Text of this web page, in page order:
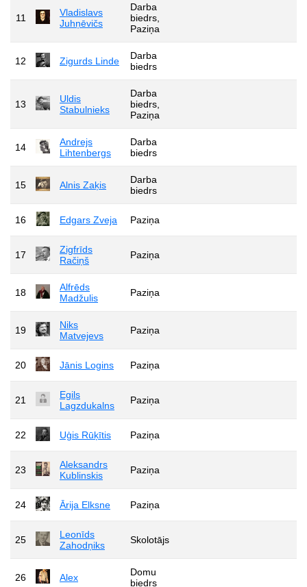
11
Vladislavs
Juhņēvičs
Darba
biedrs,
Paziņa
12 Zigurds Linde
Darba
biedrs
13
Uldis
Stabulnieks
Darba
biedrs,
Paziņa
14
Andrejs
Lihtenbergs
Darba
biedrs
15 Alnis Zaķis
Darba
biedrs
16 Edgars Zveja Paziņa
17
Zigfrīds
Račiņš
Paziņa
18
Alfrēds
Madžulis
Paziņa
19
Niks
Matvejevs
Paziņa
20 Jānis Logins Paziņa
21
Egils
Lagzdukalns
Paziņa
22 Uģis Rūķītis Paziņa
23
Aleksandrs
Kublinskis
Paziņa
24 Ārija Elksne Paziņa
25
Leonīds
Zahodņiks
Skolotājs
26 Alex
Domu
biedrs